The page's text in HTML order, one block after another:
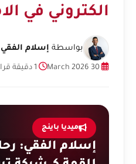
الكتروني في
بواسطة إسلام الفقي
ميديا باينج
إسلام الفقي: